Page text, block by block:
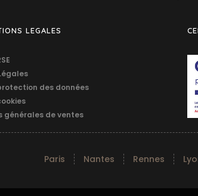
LEGALES
des données
générales de ventes
Paris Nantes Rennes